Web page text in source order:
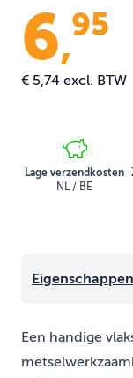
6,95
€ 5,74 excl. BTW
Lage verzendkosten
NL / BE
Eigenschappen
Een handige